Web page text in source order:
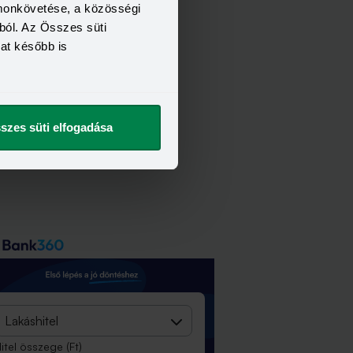
a közösségi
Az Összes süti
később is
süti elfogadása
Lakáshitel
összege (Ft)